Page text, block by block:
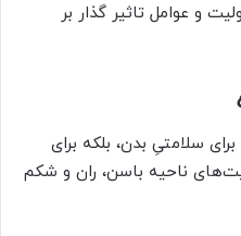
و عوامل تاثیر گذار بر
سلامتیِ بدن، بلکه برای
ناحیه باسن، ران و شکم